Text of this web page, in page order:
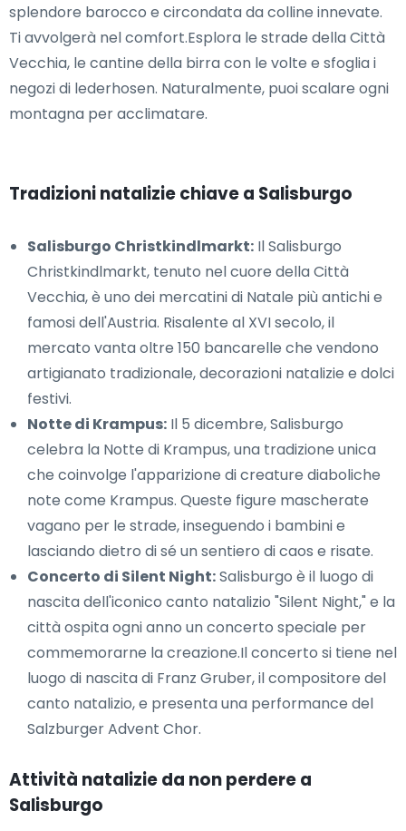
splendore barocco e circondata da colline innevate.
Ti avvolgerà nel comfort.Esplora le strade della Città
Vecchia, le cantine della birra con le volte e sfoglia i
negozi di lederhosen. Naturalmente, puoi scalare ogni
montagna per acclimatare.
Tradizioni natalizie chiave a Salisburgo
Salisburgo Christkindlmarkt: Il Salisburgo
Christkindlmarkt, tenuto nel cuore della Città
Vecchia, è uno dei mercatini di Natale più antichi e
famosi dell'Austria. Risalente al XVI secolo, il
mercato vanta oltre 150 bancarelle che vendono
artigianato tradizionale, decorazioni natalizie e dolci
festivi.
Notte di Krampus: Il 5 dicembre, Salisburgo
celebra la Notte di Krampus, una tradizione unica
che coinvolge l'apparizione di creature diaboliche
note come Krampus. Queste figure mascherate
vagano per le strade, inseguendo i bambini e
lasciando dietro di sé un sentiero di caos e risate.
Concerto di Silent Night:Salisburgo è il luogo di
nascita dell'iconico canto natalizio "Silent Night," e la
città ospita ogni anno un concerto speciale per
commemorarne la creazione.Il concerto si tiene nel
luogo di nascita di Franz Gruber, il compositore del
canto natalizio, e presenta una performance del
Salzburger Advent Chor.
Attività natalizie da non perdere a
Salisburgo